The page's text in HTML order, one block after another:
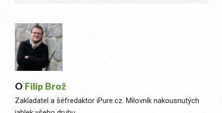
O Filip Brož
Zakladatel a šéfredaktor iPure.cz. Milovník nakousnutých